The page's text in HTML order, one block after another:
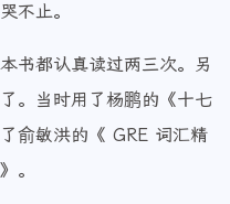
不止。
书都认真读过两三次。另
。当时用了杨鹏的《十七
俞敏洪的《 GRE 词汇精
。